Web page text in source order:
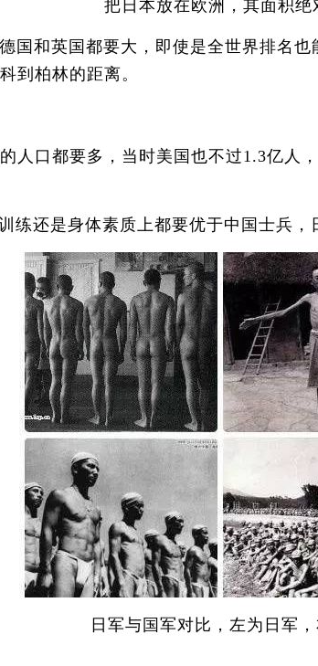
把日本放在欧洲，其面积绝
和英国都要大，即使是全世界排名也
到柏林的距离。
口都要多，当时美国也不过1.3亿人
还是身体素质上都要优于中国士兵，
日军与国军对比，左为日军，